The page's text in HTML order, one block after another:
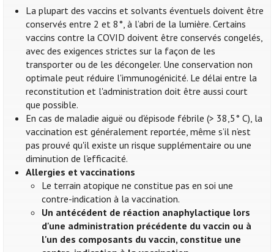
La plupart des vaccins et solvants éventuels doivent être
conservés entre 2 et 8°, à l’abri de la lumière. Certains
vaccins contre la COVID doivent être conservés congelés,
avec des exigences strictes sur la façon de les
transporter ou de les décongeler. Une conservation non
optimale peut réduire l'immunogénicité. Le délai entre la
reconstitution et l'administration doit être aussi court
que possible.
En cas de maladie aiguë ou d'épisode fébrile (> 38,5° C), la
vaccination est généralement reportée, même s’il n’est
pas prouvé qu'il existe un risque supplémentaire ou une
diminution de l’efficacité.
Allergies et vaccinations
Le terrain atopique ne constitue pas en soi une
contre-indication à la vaccination.
Un antécédent de réaction anaphylactique lors
d'une administration précédente du vaccin ou à
l'un des composants du vaccin, constitue une